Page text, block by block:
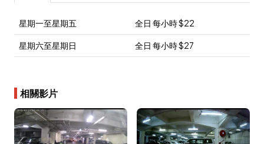
星期一至星期五 全日 每小時$22
星期六至星期日 全日 每小時$27
相關影片